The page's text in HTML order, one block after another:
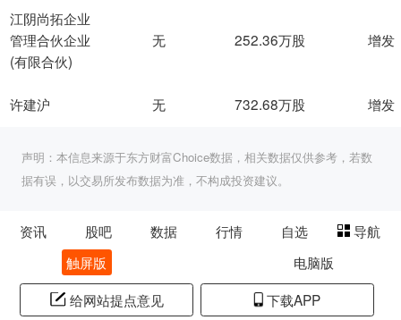
江阴尚拓企业
管理合伙企业
(有限合伙)
许建沪
无 252.36万股 增发
无 732.68万股 增发
声明：本信息来源于东方财富Choice数据，相关数据仅供参考，若数
据有误，以交易所发布数据为准，不构成投资建议。
资讯 股吧 数据 行情 自选
导航
触屏版
电脑版
给网站提点意见
下载APP